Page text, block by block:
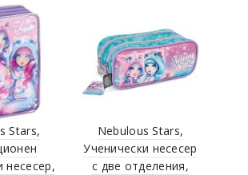
в
Stars,
несесер,
Nebulous Stars,
Ученически несесер
с две отделения,